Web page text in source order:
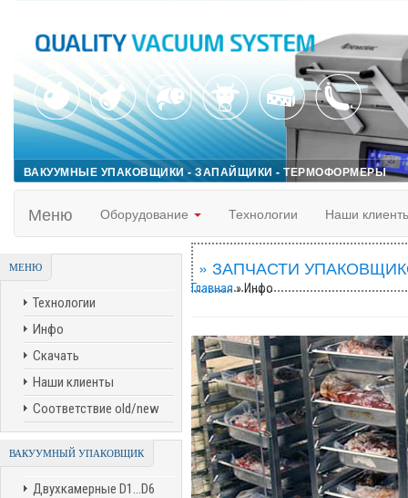
ВАКУУМНЫЕ УПАКОВЩИКИ - ЗАПАЙЩИКИ - ТЕРМОФОРМЕРЫ
Меню Оборудование Технологии Наши
МЕНЮ
Технологии
Инфо
Скачать
Наши клиенты
Соответствие old/new
ВАКУУМНЫЙ УПАКОВЩИК
Двухкамерные D1...D6
» ЗАПЧАСТИ
Главная» Инфо